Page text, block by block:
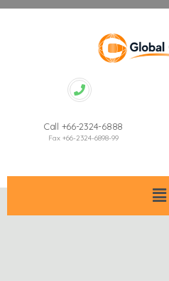
Call +66-2324-6888
Fax +66-2324-6898-99